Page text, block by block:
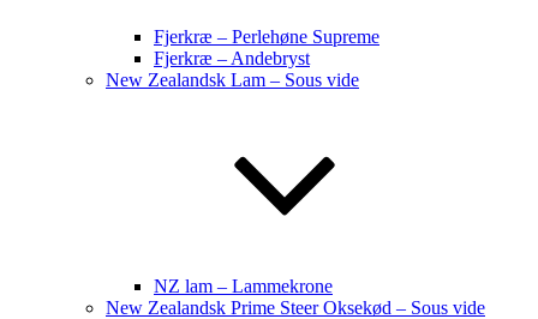
Fjerkræ – Perlehøne Supreme
Fjerkræ – Andebryst
New Zealandsk Lam – Sous vide
NZ lam – Lammekrone
New Zealandsk Prime Steer Oksekød – Sous vide